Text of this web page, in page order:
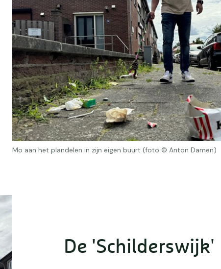
Mo aan het plandelen in zijn eigen buurt (foto © Anton Damen)
De 'Schilderswijk'